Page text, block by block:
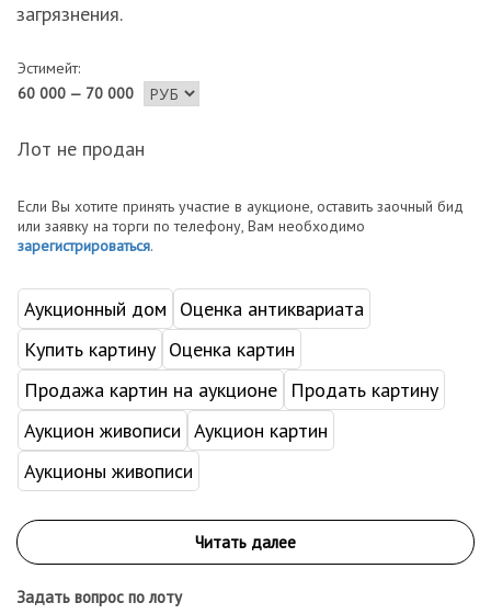
загрязнения.
Эстимейт:
60 000 — 70 000
Лот не продан
Если Вы хотите принять участие в аукционе, оставить заочный бид
или заявку на торги по телефону, Вам необходимо
зарегистрироваться.
Аукционный дом
Оценка антиквариата
Купить картину Оценка картин
Продажа картин на аукционе
Продать картину
Аукцион живописи Аукцион картин
Аукционы живописи
Задать вопрос по лоту